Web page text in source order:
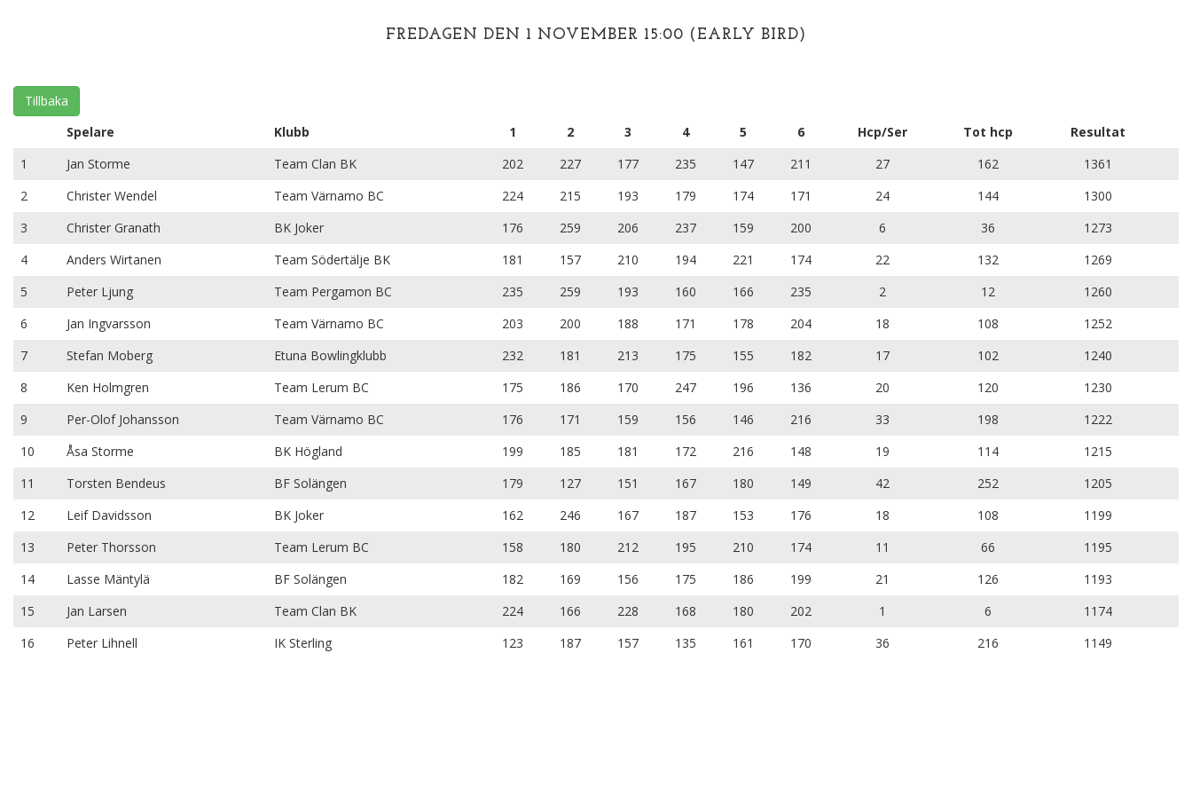
FREDAGEN DEN 1 NOVEMBER 15:00 (EARLY BIRD)
Tillbaka
Spelare
Klubb 1 2 3 4 5 6 Hcp/Ser Tot hcp
Resultat
1
Jan Storme Team Clan BK 202 227 177 235 147 211 27 162
1361
2
Christer Wendel Team Värnamo BC 224 215 193 179 174 171 24 144
1300
3
Christer Granath BK Joker 176 259 206 237 159 200 6 36
1273
4
Anders Wirtanen Team Södertälje BK 181 157 210 194 221 174 22 132
1269
5
Peter Ljung Team Pergamon BC 235 259 193 160 166 235 2 12
1260
6
Jan Ingvarsson Team Värnamo BC 203 200 188 171 178 204 18 108
1252
7
Stefan Moberg Etuna Bowlingklubb 232 181 213 175 155 182 17 102
1240
8
Ken Holmgren Team Lerum BC 175 186 170 247 196 136 20 120
1230
9
Per-Olof Johansson Team Värnamo BC 176 171 159 156 146 216 33 198
1222
10
Åsa Storme BK Högland 199 185 181 172 216 148 19 114
1215
11
Torsten Bendeus BF Solängen 179 127 151 167 180 149 42 252
1205
12
Leif Davidsson BK Joker 162 246 167 187 153 176 18 108
1199
13
Peter Thorsson Team Lerum BC 158 180 212 195 210 174 11 66
1195
14
Lasse Mäntylä BF Solängen 182 169 156 175 186 199 21 126
1193
15
Jan Larsen Team Clan BK 224 166 228 168 180 202 1 6
1174
16
Peter Lihnell IK Sterling 123 187 157 135 161 170 36 216 1149